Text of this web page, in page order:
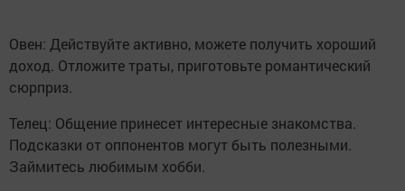
Овен: Действуйте активно, можете получить хороший
доход. Отложите траты, приготовьте романтический
сюрприз.
Телец: Общение принесет интересные знакомства.
Подсказки от оппонентов могут быть полезными.
Займитесь любимым хобби.